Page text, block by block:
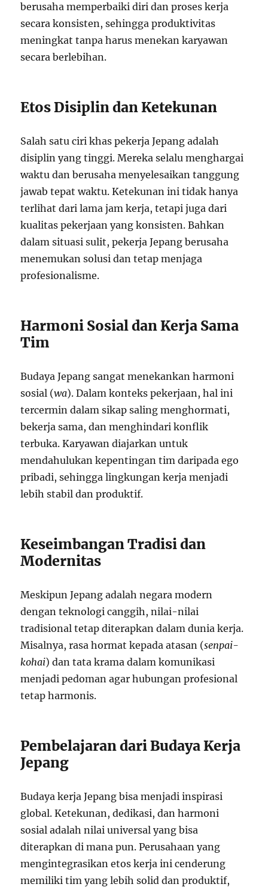
berusaha memperbaiki diri dan proses kerja
secara konsisten, sehingga produktivitas
meningkat tanpa harus menekan karyawan
secara berlebihan.
Etos Disiplin dan Ketekunan
Salah satu ciri khas pekerja Jepang adalah
disiplin yang tinggi. Mereka selalu menghargai
waktu dan berusaha menyelesaikan tanggung
jawab tepat waktu. Ketekunan ini tidak hanya
terlihat dari lama jam kerja, tetapi juga dari
kualitas pekerjaan yang konsisten. Bahkan
dalam situasi sulit, pekerja Jepang berusaha
menemukan solusi dan tetap menjaga
profesionalisme.
Harmoni Sosial dan Kerja Sama
Tim
Budaya Jepang sangat menekankan harmoni
sosial (wa). Dalam konteks pekerjaan, hal ini
tercermin dalam sikap saling menghormati,
bekerja sama, dan menghindari konflik
terbuka. Karyawan diajarkan untuk
mendahulukan kepentingan tim daripada ego
pribadi, sehingga lingkungan kerja menjadi
lebih stabil dan produktif.
Keseimbangan Tradisi dan
Modernitas
Meskipun Jepang adalah negara modern
dengan teknologi canggih, nilai-nilai
tradisional tetap diterapkan dalam dunia kerja.
Misalnya, rasa hormat kepada atasan (senpai-
kohai) dan tata krama dalam komunikasi
menjadi pedoman agar hubungan profesional
tetap harmonis.
Pembelajaran dari Budaya Kerja
Jepang
Budaya kerja Jepang bisa menjadi inspirasi
global. Ketekunan, dedikasi, dan harmoni
sosial adalah nilai universal yang bisa
diterapkan di mana pun. Perusahaan yang
mengintegrasikan etos kerja ini cenderung
memiliki tim yang lebih solid dan produktif,